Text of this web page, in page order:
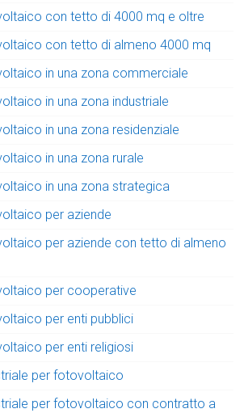
con tetto di 4000 mq e oltre
con tetto di almeno 4000 mq
in una zona commerciale
in una zona industriale
in una zona residenziale
in una zona rurale
in una zona strategica
per aziende
per aziende con tetto di almeno
per cooperative
per enti pubblici
per enti religiosi
per fotovoltaico
per fotovoltaico con contratto a